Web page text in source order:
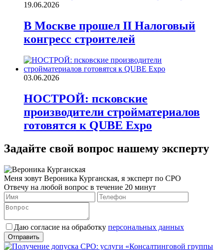
19.06.2026
В Москве прошел II Налоговый
конгресс строителей
03.06.2026
НОСТРОЙ: псковские
производители стройматериалов
готовятся к QUBE Expo
Задайте свой вопрос нашему эксперту
Меня зовут Вероника Курганская, я эксперт по СРО
Отвечу на любой вопрос в течение 20 минут
Даю согласие на обработку персональных данных